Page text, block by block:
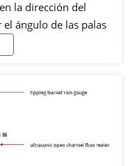
la dirección del
ángulo de las palas
se realiza a través
principios,